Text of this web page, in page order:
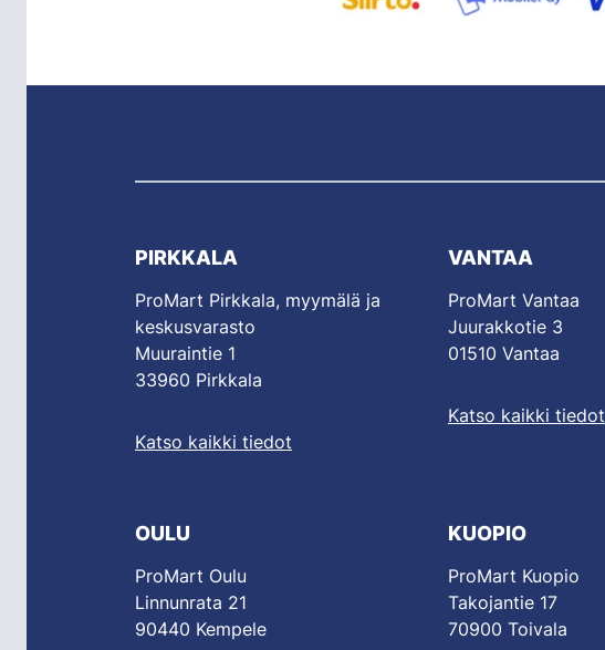
PIRKKALA
ProMart Pirkkala, myymälä ja
keskusvarasto
Muuraintie 1
33960 Pirkkala
Katso kaikki tiedot
VANTAA
ProMart Vantaa
Juurakkotie 3
01510 Vantaa
Katso kaikki tiedot
OULU
ProMart Oulu
Linnunrata 21
90440 Kempele
KUOPIO
ProMart Kuopio
Takojantie 17
70900 Toivala